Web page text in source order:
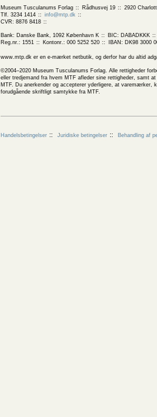
Museum Tusculanums Forlag Rådhusvej 19
2920
Tlf. 3234 1414
info@mtp.dk
CVR: 8876 8418
Bank: Danske Bank, 1092 København K
BIC: DABADKKK
Reg.nr.: 1551
Kontonr.: 000 5252 520 IBAN: DK98 3000
www.mtp.dk er en e-mærket netbutik, og derfor har du altid
©2004–2020 Museum Tusculanums Forlag. Alle rettigheder
eller tredjemand fra hvem MTF afleder sine rettigheder, samt
MTF. Du anerkender og accepterer yderligere, at varemærker,
forudgående skriftligt samtykke fra MTF.
Handelsbetingelser Juridiske betingelser Behandling af